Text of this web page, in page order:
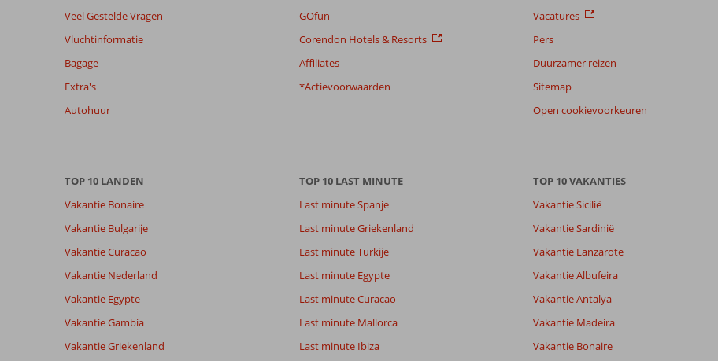
zijn
dan
relevantie
de
getoonde
te
garanderen.
info
over
beoordelingen.
Veel Gestelde Vragen
Vluchtinformatie
Bagage
Extra's
Autohuur
GOfun
Corendon Hotels & Resorts
Affiliates
*Actievoorwaarden
Vacatures
Pers
Duurzamer reizen
Sitemap
Open cookievoorkeuren
TOP 10 LANDEN
Vakantie Bonaire
Vakantie Bulgarije
Vakantie Curacao
Vakantie Nederland
Vakantie Egypte
Vakantie Gambia
Vakantie Griekenland
TOP 10 LAST MINUTE
Last minute Spanje
Last minute Griekenland
Last minute Turkije
Last minute Egypte
Last minute Curacao
Last minute Mallorca
Last minute Ibiza
TOP 10 VAKANTIES
Vakantie Sicilië
Vakantie Sardinië
Vakantie Lanzarote
Vakantie Albufeira
Vakantie Antalya
Vakantie Madeira
Vakantie Bonaire